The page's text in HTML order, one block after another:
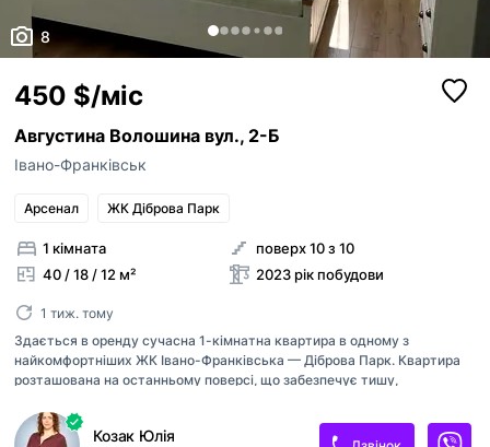
8
450 $/міс
Августина Волошина вул., 2-Б
Івано-Франківськ
Арсенал ЖК Діброва Парк
1 кімната
40 / 18 / 12 м²
поверх 10 з 10
2023 рік побудови
1 тиж. тому
Здається в оренду сучасна 1-кімнатна квартира в одному з
найкомфортніших ЖК Івано-Франківська — Діброва Парк. Квартира
розташована на останньому поверсі, що забезпечує тишу,
вікна наповнюють помешкання світлом і додають відчуття простору.
Функціональне планування: простора кухня-вітальня, окрема
Козак Юлія